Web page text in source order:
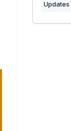
Updates